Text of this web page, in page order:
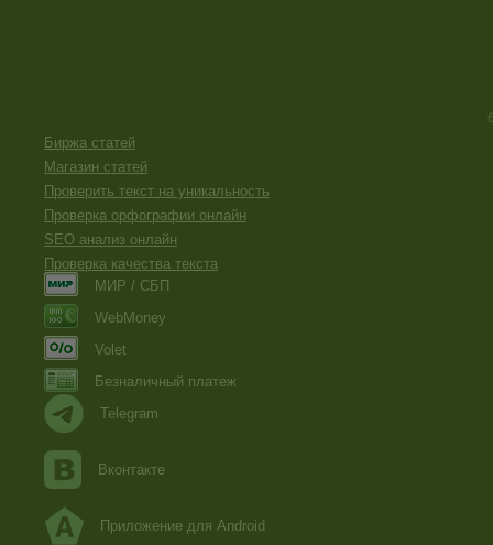
Биржа статей
Магазин статей
Проверить текст на уникальность
Проверка орфографии онлайн
SEO анализ онлайн
Проверка качества текста
МИР / СБП
WebMoney
Volet
Безналичный платеж
Telegram
Вконтакте
Приложение для Android